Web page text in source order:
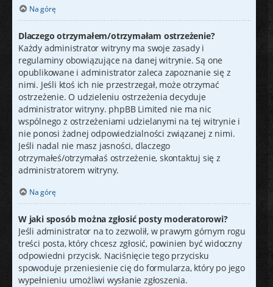
Na górę
Dlaczego otrzymałem/otrzymałam ostrzeżenie?
Każdy administrator witryny ma swoje zasady i
regulaminy obowiązujące na danej witrynie. Są one
opublikowane i administrator zaleca zapoznanie się z
nimi. Jeśli ktoś ich nie przestrzegał, może otrzymać
ostrzeżenie. O udzieleniu ostrzeżenia decyduje
administrator witryny. phpBB Limited nie ma nic
wspólnego z ostrzeżeniami udzielanymi na tej witrynie i
nie ponosi żadnej odpowiedzialności związanej z nimi.
Jeśli nadal nie masz jasności, dlaczego
otrzymałeś/otrzymałaś ostrzeżenie, skontaktuj się z
administratorem witryny.
Na górę
W jaki sposób można zgłosić posty moderatorowi?
Jeśli administrator na to zezwolił, w prawym górnym rogu
treści posta, który chcesz zgłosić, powinien być widoczny
odpowiedni przycisk. Naciśnięcie tego przycisku
spowoduje przeniesienie cię do formularza, który po jego
wypełnieniu umożliwi wysłanie zgłoszenia.